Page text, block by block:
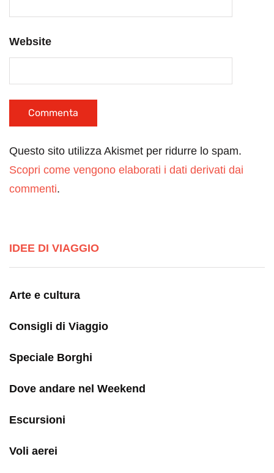
Website
Questo sito utilizza Akismet per ridurre lo spam.
Scopri come vengono elaborati i dati derivati dai
commenti.
IDEE DI VIAGGIO
Arte e cultura
Consigli di Viaggio
Speciale Borghi
Dove andare nel Weekend
Escursioni
Voli aerei